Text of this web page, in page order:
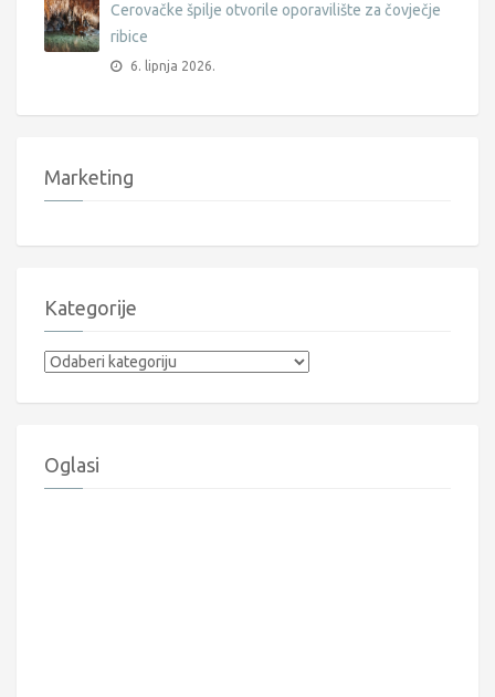
Cerovačke špilje otvorile oporavilište za čovječje
ribice
6. lipnja 2026.
Marketing
Kategorije
Kategorije
Oglasi